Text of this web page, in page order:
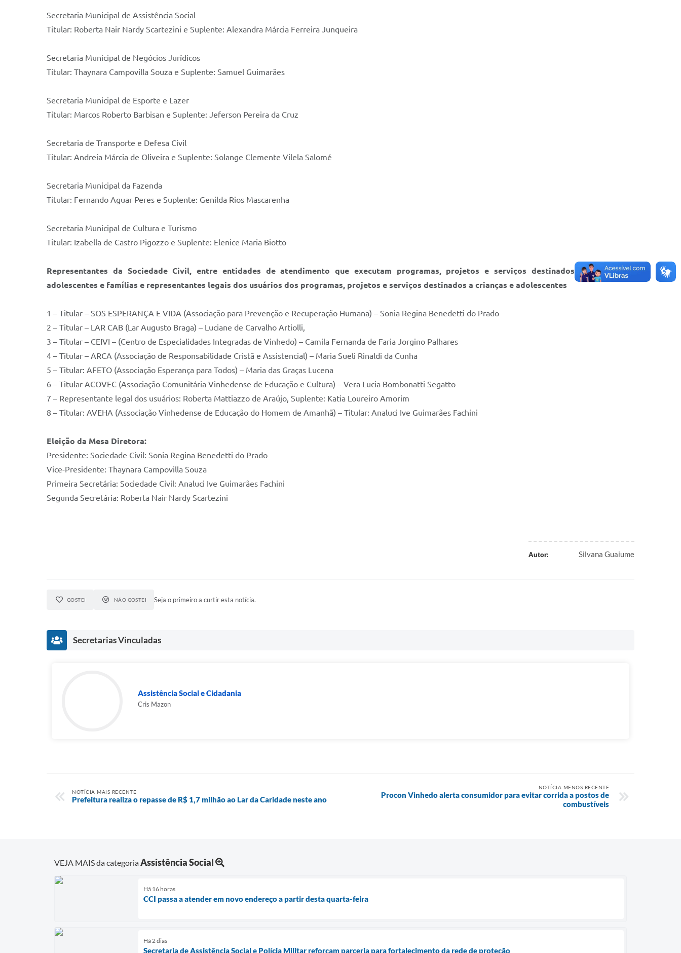
Secretaria Municipal de Assistência Social
Titular: Roberta Nair Nardy Scartezini e Suplente: Alexandra Márcia Ferreira Junqueira
Secretaria Municipal de Negócios Jurídicos
Titular: Thaynara Campovilla Souza e Suplente: Samuel Guimarães
Secretaria Municipal de Esporte e Lazer
Titular: Marcos Roberto Barbisan e Suplente: Jeferson Pereira da Cruz
Secretaria de Transporte e Defesa Civil
Titular: Andreia Márcia de Oliveira e Suplente: Solange Clemente Vilela Salomé
Secretaria Municipal da Fazenda
Titular: Fernando Aguar Peres e Suplente: Genilda Rios Mascarenha
Secretaria Municipal de Cultura e Turismo
Titular: Izabella de Castro Pigozzo e Suplente: Elenice Maria Biotto
Representantes da Sociedade Civil, entre entidades de atendimento que executam programas, projetos e serviços destinados às crianças e
adolescentes e famílias e representantes legais dos usuários dos programas, projetos e serviços destinados a crianças e adolescentes
1 – Titular – SOS ESPERANÇA E VIDA (Associação para Prevenção e Recuperação Humana) – Sonia Regina Benedetti do Prado
2 – Titular – LAR CAB (Lar Augusto Braga) – Luciane de Carvalho Artiolli,
3 – Titular – CEIVI – (Centro de Especialidades Integradas de Vinhedo) – Camila Fernanda de Faria Jorgino Palhares
4 – Titular – ARCA (Associação de Responsabilidade Cristã e Assistencial) – Maria Sueli Rinaldi da Cunha
5 – Titular: AFETO (Associação Esperança para Todos) – Maria das Graças Lucena
6 – Titular ACOVEC (Associação Comunitária Vinhedense de Educação e Cultura) – Vera Lucia Bombonatti Segatto
7 – Representante legal dos usuários: Roberta Mattiazzo de Araújo, Suplente: Katia Loureiro Amorim
8 – Titular: AVEHA (Associação Vinhedense de Educação do Homem de Amanhã) – Titular: Analuci Ive Guimarães Fachini
Eleição da Mesa Diretora:
Presidente: Sociedade Civil: Sonia Regina Benedetti do Prado
Vice-Presidente: Thaynara Campovilla Souza
Primeira Secretária: Sociedade Civil: Analuci Ive Guimarães Fachini
Segunda Secretária: Roberta Nair Nardy Scartezini
Autor: Silvana Guaiume
GOSTEI NÃO GOSTEI Seja o primeiro a curtir esta notícia.
Secretarias Vinculadas
Assistência Social e Cidadania
Cris Mazon
NOTÍCIA MAIS RECENTE
Prefeitura realiza o repasse de R$ 1,7 milhão ao Lar da Caridade neste ano
NOTÍCIA MENOS RECENTE
Procon Vinhedo alerta consumidor para evitar corrida a postos de
combustíveis
VEJA MAIS da categoriaAssistência Social
Há 16 horas
CCI passa a atender em novo endereço a partir desta quarta-feira
Há 2 dias
Secretaria de Assistência Social e Polícia Militar reforçam parceria para fortalecimento da rede de proteção